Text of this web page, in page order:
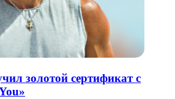
золотой сертификат с